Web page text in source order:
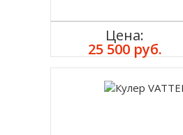
Цена:
25 500 руб.